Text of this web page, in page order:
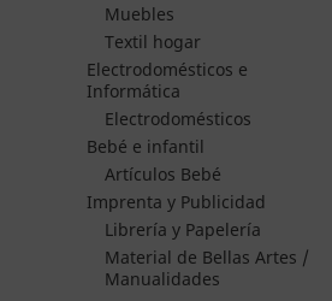
Muebles
Textil hogar
Electrodomésticos e
Informática
Electrodomésticos
Bebé e infantil
Artículos Bebé
Imprenta y Publicidad
Librería y Papelería
Material de Bellas Artes /
Manualidades